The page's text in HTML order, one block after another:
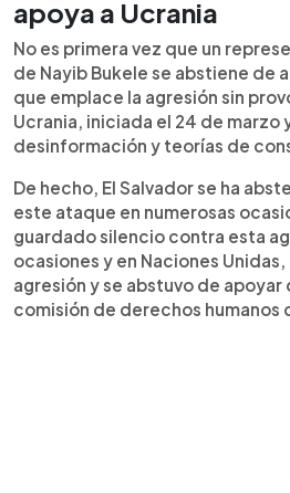
apoya a Ucrania
No es primera vez que un
de Nayib Bukele se abstiene de
que emplace la agresión sin
Ucrania, iniciada el 24 de marzo
desinformación y teorías de
De hecho, El Salvador se ha
este ataque en numerosas
guardado silencio contra esta
ocasiones y en Naciones
agresión y se abstuvo de apoyar
comisión de derechos humanos